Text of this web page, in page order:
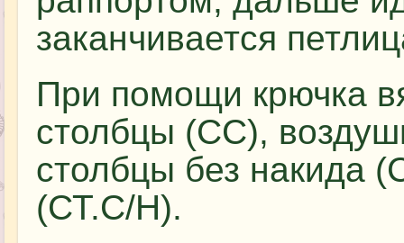
заканчивается
При помощи крючка
столбцы (СС),
столбцы без накида
(СТ.С/Н).